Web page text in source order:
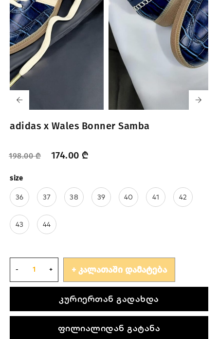
adidas x Wales Bonner Samba
198.00₾ 174.00 ₾
size
36 37 38 39 40 41 42
43 44
ᲙᲐᲚᲐᲗᲐᲨᲘ ᲓᲐᲛᲐᲢᲔᲑᲐ
კურიერთან გადახდა
ფილიალიდან გატანა